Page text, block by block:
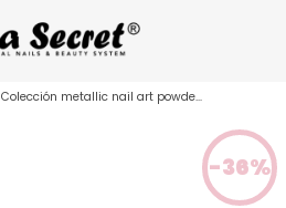
Colección metallic nail art powder x6
-36%